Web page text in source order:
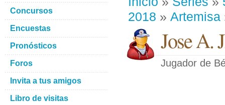
2018 » Artemisa
Jose A.
Jugador de
Concursos
Encuestas
Pronósticos
Foros
Invita a tus amigos
Libro de visitas